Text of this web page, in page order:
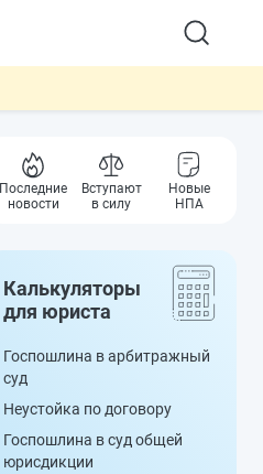
Последние
новости
Вступают
в силу
Новые
НПА
Калькуляторы
для юриста
Госпошлина в арбитражный
суд
Неустойка по договору
Госпошлина в суд общей
юрисдикции